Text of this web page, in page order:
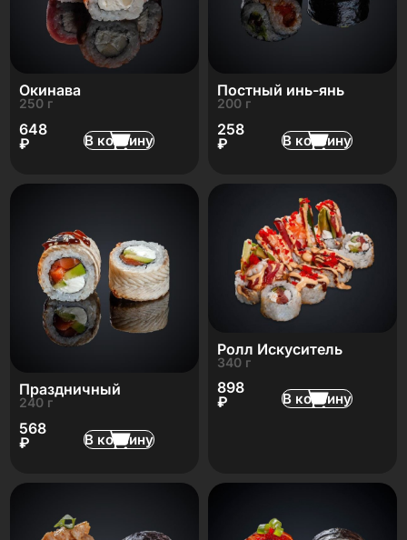
Окинава
250 г
648
₽
В корзину
Постный инь-янь
200 г
258
₽
В корзину
Праздничный
240 г
568
₽
В корзину
Ролл Искуситель
340 г
898
₽
В корзину